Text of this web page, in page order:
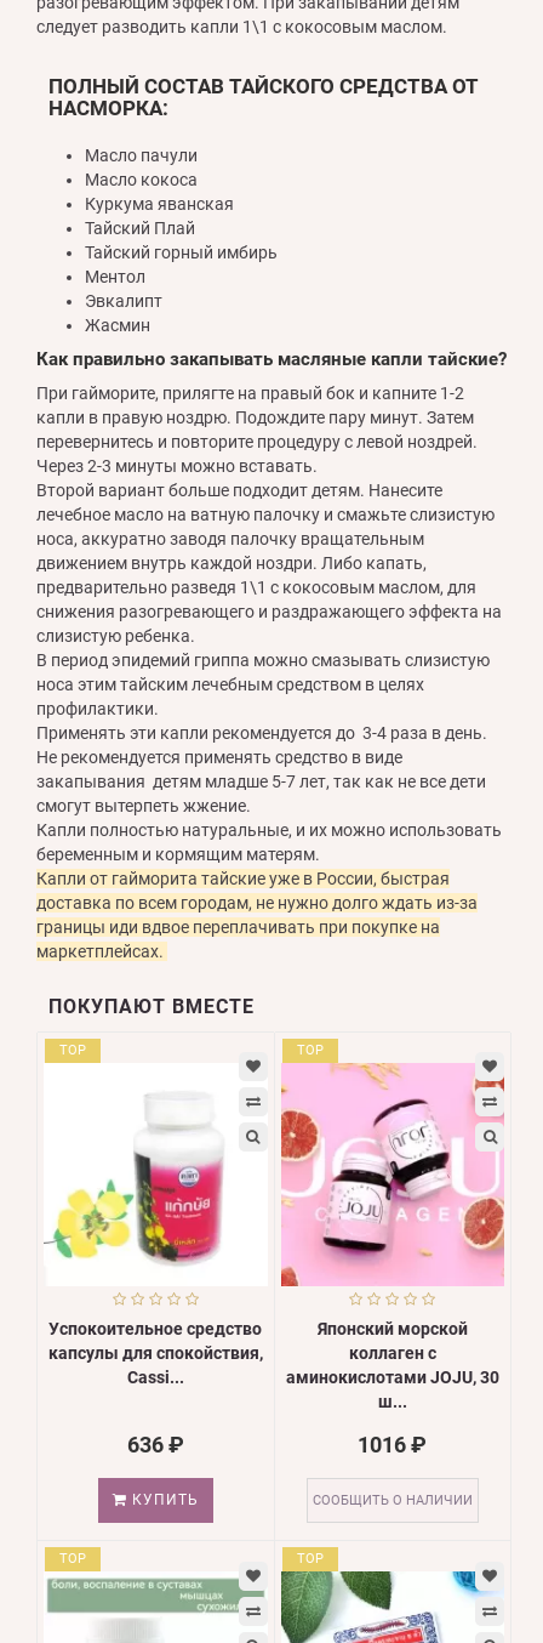
следует разводить капли 1\1 с кокосовым маслом.
ПОЛНЫЙ СОСТАВ ТАЙСКОГО СРЕДСТВА ОТ
НАСМОРКА:
Масло пачули
Масло кокоса
Куркума яванская
Тайский Плай
Тайский горный имбирь
Ментол
Эвкалипт
Жасмин
Как правильно закапывать масляные капли тайские?
При гайморите, прилягте на правый бок и капните 1-2
капли в правую ноздрю. Подождите пару минут. Затем
перевернитесь и повторите процедуру с левой ноздрей.
Через 2-3 минуты можно вставать.
Второй вариант больше подходит детям. Нанесите
лечебное масло на ватную палочку и смажьте слизистую
носа, аккуратно заводя палочку вращательным
движением внутрь каждой ноздри. Либо капать,
предварительно разведя 1\1 с кокосовым маслом, для
снижения разогревающего и раздражающего эффекта на
слизистую ребенка.
В период эпидемий гриппа можно смазывать слизистую
носа этим тайским лечебным средством в целях
профилактики.
Применять эти капли рекомендуется до 3-4 раза в день.
Не рекомендуется применять средство в виде
закапывания детям младше 5-7 лет, так как не все дети
смогут вытерпеть жжение.
Капли полностью натуральные, и их можно использовать
беременным и кормящим матерям.
Капли от гайморита тайские уже в России, быстрая
доставка по всем городам, не нужно долго ждать из-за
границы иди вдвое переплачивать при покупке на
маркетплейсах.
ПОКУПАЮТ ВМЕСТЕ
TOP
Успокоительное средство
капсулы для спокойствия,
Cassi...
636 ₽
КУПИТЬ
TOP
Японский морской
коллаген с
аминокислотами JOJU, 30
ш...
1016 ₽
СООБЩИТЬ О НАЛИЧИИ
TOP TOP